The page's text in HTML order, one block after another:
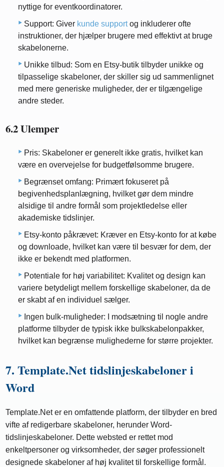
nyttige for eventkoordinatorer.
Support: Giver kunde supportog inkluderer ofte
instruktioner, der hjælper brugere med effektivt at bruge
skabelonerne.
Unikke tilbud: Som en Etsy-butik tilbyder unikke og
tilpasselige skabeloner, der skiller sig ud sammenlignet
med mere generiske muligheder, der er tilgængelige
andre steder.
6.2 Ulemper
Pris: Skabeloner er generelt ikke gratis, hvilket kan
være en overvejelse for budgetfølsomme brugere.
Begrænset omfang: Primært fokuseret på
begivenhedsplanlægning, hvilket gør dem mindre
alsidige til andre formål som projektledelse eller
akademiske tidslinjer.
Etsy-konto påkrævet: Kræver en Etsy-konto for at købe
og downloade, hvilket kan være til besvær for dem, der
ikke er bekendt med platformen.
Potentiale for høj variabilitet: Kvalitet og design kan
variere betydeligt mellem forskellige skabeloner, da de
er skabt af en individuel sælger.
Ingen bulk-muligheder: I modsætning til nogle andre
platforme tilbyder de typisk ikke bulkskabelonpakker,
hvilket kan begrænse mulighederne for større projekter.
7. Template.Net tidslinjeskabeloner i
Word
Template.Net er en omfattende platform, der tilbyder en bred
vifte af redigerbare skabeloner, herunder Word-
tidslinjeskabeloner. Dette websted er rettet mod
enkeltpersoner og virksomheder, der søger professionelt
designede skabeloner af høj kvalitet til forskellige formål.